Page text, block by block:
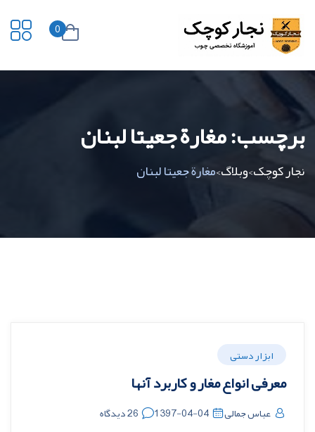
0
برچسب:مغارة جعيتا لبنان
نجار کوچک>وبلاگ>مغارة جعيتا لبنان
ابزار دستی
معرفی انواع مغار و کاربرد آنها
عباس جمالی 1397-04-04 26 دیدگاه